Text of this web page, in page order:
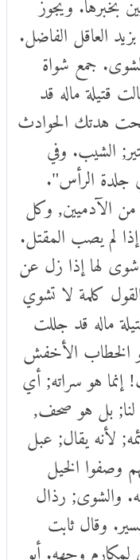
العاقل الفاضل.
جمع شواة
قتيلة ماله قد
هدتك الحوادث
الشيب. وفي
الرأس".
الآدميين, وكل
لم يصب المقتل.
لها إذا زل عن
كلمة لا تشوي
ماله قد جللت
الخطاب الأخفش
إنما هو سراته; أي
بل هو صحف,
لأنه يقال; عبل
وصفوا الخيل
والشوى; رذال
وقال ثابت
وجهه. أبو